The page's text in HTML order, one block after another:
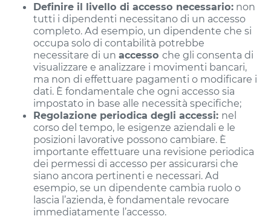
Definire il livello di accesso necessario: non
tutti i dipendenti necessitano di un accesso
completo. Ad esempio, un dipendente che si
occupa solo di contabilità potrebbe
necessitare di un accesso che gli consenta di
visualizzare e analizzare i movimenti bancari,
ma non di effettuare pagamenti o modificare i
dati. È fondamentale che ogni accesso sia
impostato in base alle necessità specifiche;
Regolazione periodica degli accessi: nel
corso del tempo, le esigenze aziendali e le
posizioni lavorative possono cambiare. È
importante effettuare una revisione periodica
dei permessi di accesso per assicurarsi che
siano ancora pertinenti e necessari. Ad
esempio, se un dipendente cambia ruolo o
lascia l’azienda, è fondamentale revocare
immediatamente l’accesso.